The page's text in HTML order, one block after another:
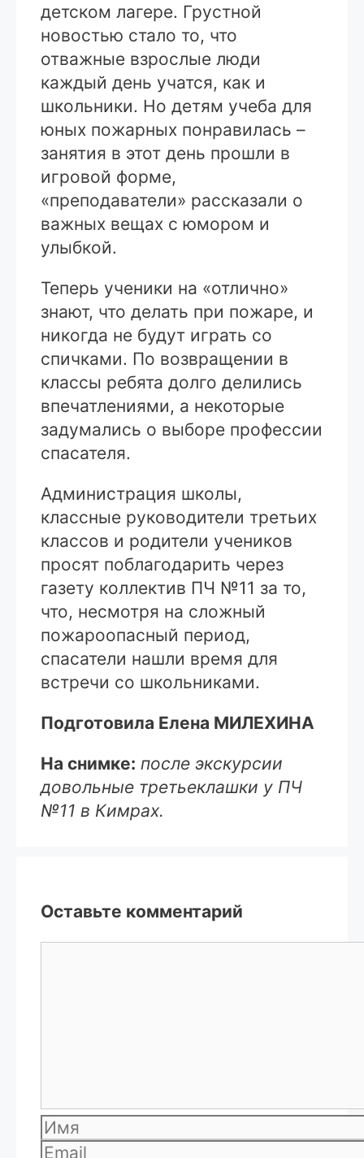
детском лагере. Грустной
новостью стало то, что
отважные взрослые люди
каждый день учатся, как и
школьники. Но детям учеба для
юных пожарных понравилась –
занятия в этот день прошли в
игровой форме,
«преподаватели» рассказали о
важных вещах с юмором и
улыбкой.
Теперь ученики на «отлично»
знают, что делать при пожаре, и
никогда не будут играть со
спичками. По возвращении в
классы ребята долго делились
впечатлениями, а некоторые
задумались о выборе профессии
спасателя.
Администрация школы,
классные руководители третьих
классов и родители учеников
просят поблагодарить через
газету коллектив ПЧ №11 за то,
что, несмотря на сложный
пожароопасный период,
спасатели нашли время для
встречи со школьниками.
Подготовила Елена МИЛЕХИНА
На снимке: после экскурсии
довольные третьеклашки у ПЧ
№11 в Кимрах.
Оставьте комментарий
Имя
Email